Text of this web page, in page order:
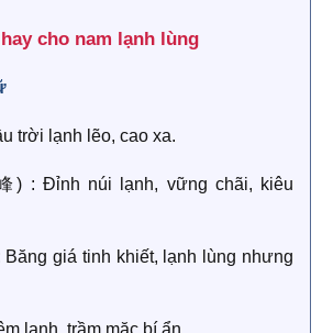
cho nam lạnh lùng​
trời lạnh lẽo, cao xa.
) : Đỉnh núi lạnh, vững chãi, kiêu
Băng giá tinh khiết, lạnh lùng nhưng
lạnh, trầm mặc bí ẩn.